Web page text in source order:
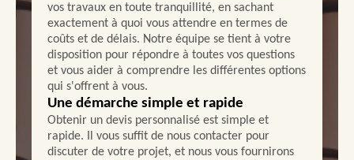
vos travaux en toute tranquillité, en sachant
exactement à quoi vous attendre en termes de
coûts et de délais. Notre équipe se tient à votre
disposition pour répondre à toutes vos questions
et vous aider à comprendre les différentes options
qui s'offrent à vous.
Une démarche simple et rapide
Obtenir un devis personnalisé est simple et
rapide. Il vous suffit de nous contacter pour
discuter de votre projet, et nous vous fournirons